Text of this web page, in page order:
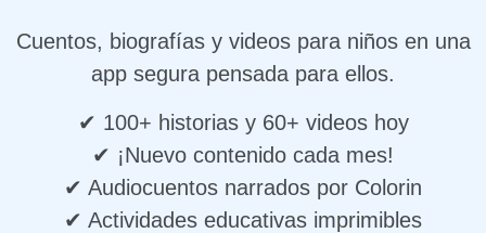
Cuentos, biografías y videos para niños en una
app segura pensada para ellos.
✔ 100+ historias y 60+ videos hoy
✔ ¡Nuevo contenido cada mes!
✔ Audiocuentos narrados por Colorin
✔ Actividades educativas imprimibles